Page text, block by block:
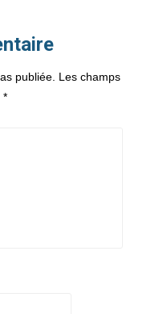
publiée. Les champs
*